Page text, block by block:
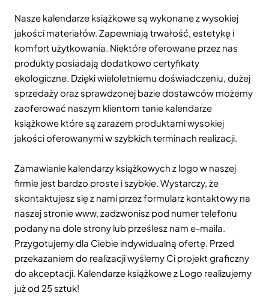
Nasze kalendarze książkowe są wykonane z wysokiej
jakości materiałów. Zapewniają trwałość, estetykę i
komfort użytkowania. Niektóre oferowane przez nas
produkty posiadają dodatkowo certyfikaty
ekologiczne. Dzięki wieloletniemu doświadczeniu, dużej
sprzedaży oraz sprawdzonej bazie dostawców możemy
zaoferować naszym klientom tanie kalendarze
książkowe które są zarazem produktami wysokiej
jakości oferowanymi w szybkich terminach realizacji.
Zamawianie kalendarzy książkowych z logo w naszej
firmie jest bardzo proste i szybkie. Wystarczy, że
skontaktujesz się z nami przez formularz kontaktowy na
naszej stronie www, zadzwonisz pod numer telefonu
podany na dole strony lub prześlesz nam e-maila.
Przygotujemy dla Ciebie indywidualną ofertę. Przed
przekazaniem do realizacji wyślemy Ci projekt graficzny
do akceptacji. Kalendarze książkowe z Logo realizujemy
już od 25 sztuk!